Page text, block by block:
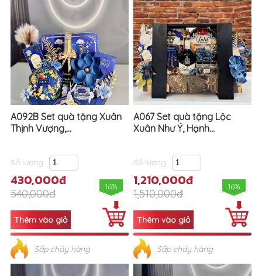
A092B Set quà tặng Xuân
Thịnh Vượng,...
Số lượng
430,000đ
540,000đ
16%
Sắp cháy hàng
A067 Set quà tặng Lộc
Xuân Như Ý, Hạnh...
Số lượng
1,210,000đ
1,510,000đ
16%
Sắp cháy hàng